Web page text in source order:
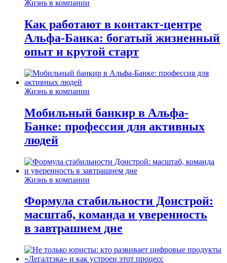
Жизнь в компании
Как работают в контакт-центре
Альфа-Банка: богатый жизненный
опыт и крутой старт
Жизнь в компании
Мобильный банкир в Альфа-
Банке: профессия для активных
людей
Жизнь в компании
Формула стабильности Донстрой:
масштаб, команда и уверенность
в завтрашнем дне